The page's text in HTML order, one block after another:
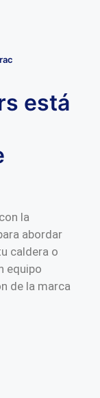
está
la
abordar
caldera o
equipo
de la marca